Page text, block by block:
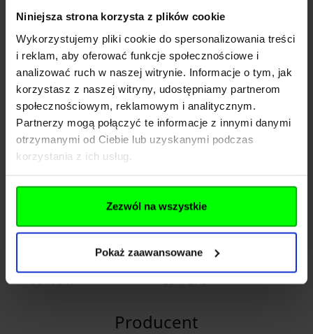
Niniejsza strona korzysta z plików cookie
Wykorzystujemy pliki cookie do spersonalizowania treści
i reklam, aby oferować funkcje społecznościowe i
analizować ruch w naszej witrynie. Informacje o tym, jak
korzystasz z naszej witryny, udostępniamy partnerom
społecznościowym, reklamowym i analitycznym.
Partnerzy mogą połączyć te informacje z innymi danymi
otrzymanymi od Ciebie lub uzyskanymi podczas
korzystania z ich usług.
Zezwól na wszystkie
Pokaż zaawansowane
Kołek stopujący: tak
Montaż na szynę: 11 mm (dovetail)
Pasuje na tubus: 1''
Typ materiału: stal
Średnica tubusu: 25,4 mm (1″)
Wysokość montażu: 15 mm
Rozwiń opis
Kod SKU
KOL.072-205
SymbolProducenta
RDU012515
Producent
LEAPERS
Producent